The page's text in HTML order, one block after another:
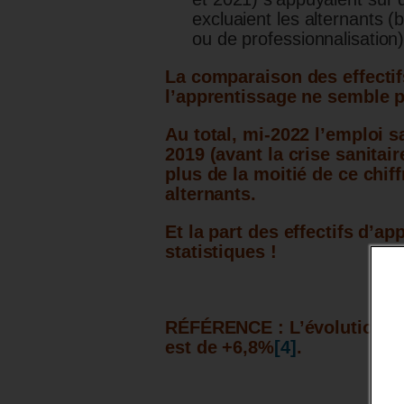
excluaient les alternants
ou de
La comparaison des
l’apprentissage ne semble
Au total, mi-2022 l’emploi
2019 (avant la crise
plus de la moitié de ce
alternants.
Et la part des effectifs
statistiques !
RÉFÉRENCE : L’évolution
est de +6,8% [4] .